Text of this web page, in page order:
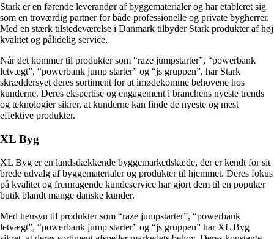
Stark er en førende leverandør af byggematerialer og har etableret sig
som en troværdig partner for både professionelle og private bygherrer.
Med en stærk tilstedeværelse i Danmark tilbyder Stark produkter af høj
kvalitet og pålidelig service.
Når det kommer til produkter som “raze jumpstarter”, “powerbank
letvægt”, “powerbank jump starter” og “js gruppen”, har Stark
skræddersyet deres sortiment for at imødekomme behovene hos
kunderne. Deres ekspertise og engagement i branchens nyeste trends
og teknologier sikrer, at kunderne kan finde de nyeste og mest
effektive produkter.
XL Byg
XL Byg er en landsdækkende byggemarkedskæde, der er kendt for sit
brede udvalg af byggematerialer og produkter til hjemmet. Deres fokus
på kvalitet og fremragende kundeservice har gjort dem til en populær
butik blandt mange danske kunder.
Med hensyn til produkter som “raze jumpstarter”, “powerbank
letvægt”, “powerbank jump starter” og “js gruppen” har XL Byg